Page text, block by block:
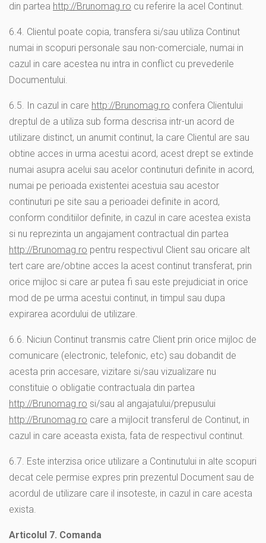
din partea http://Brunomag.ro cu referire la acel Continut.
6.4. Clientul poate copia, transfera si/sau utiliza Continut
numai in scopuri personale sau non-comerciale, numai in
cazul in care acestea nu intra in conflict cu prevederile
Documentului.
6.5. In cazul in care http://Brunomag.ro confera Clientului
dreptul de a utiliza sub forma descrisa intr-un acord de
utilizare distinct, un anumit continut, la care Clientul are sau
obtine acces in urma acestui acord, acest drept se extinde
numai asupra acelui sau acelor continuturi definite in acord,
numai pe perioada existentei acestuia sau acestor
continuturi pe site sau a perioadei definite in acord,
conform conditiilor definite, in cazul in care acestea exista
si nu reprezinta un angajament contractual din partea
http://Brunomag.ro pentru respectivul Client sau oricare alt
tert care are/obtine acces la acest continut transferat, prin
orice mijloc si care ar putea fi sau este prejudiciat in orice
mod de pe urma acestui continut, in timpul sau dupa
expirarea acordului de utilizare.
6.6. Niciun Continut transmis catre Client prin orice mijloc de
comunicare (electronic, telefonic, etc) sau dobandit de
acesta prin accesare, vizitare si/sau vizualizare nu
constituie o obligatie contractuala din partea
http://Brunomag.ro si/sau al angajatului/prepusului
http://Brunomag.ro care a mijlocit transferul de Continut, in
cazul in care aceasta exista, fata de respectivul continut.
6.7. Este interzisa orice utilizare a Continutului in alte scopuri
decat cele permise expres prin prezentul Document sau de
acordul de utilizare care il insoteste, in cazul in care acesta
exista.
Articolul 7. Comanda